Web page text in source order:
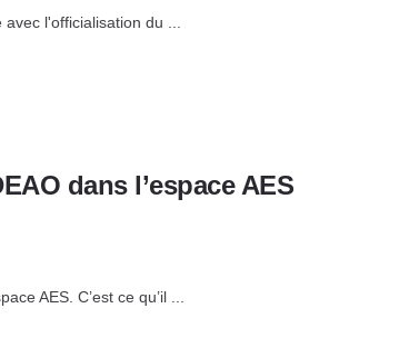
l'officialisation du ...
dans l’espace AES
AES. C’est ce qu’il ...